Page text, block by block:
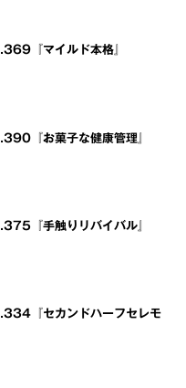
『マイルド本格』
『お菓子な健康管理』
『手触りリバイバル』
『セカンドハーフセレモ